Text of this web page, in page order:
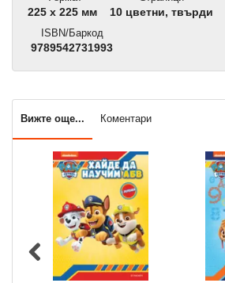
225 x 225 мм
10 цветни, твърди
ISBN/Баркод
9789542731993
Вижте още... Коментари